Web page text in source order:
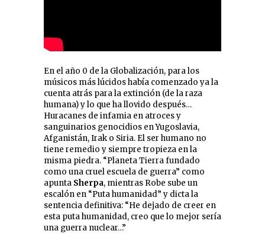
En el año 0 de la Globalización, para los
músicos más lúcidos había comenzado ya la
cuenta atrás para la extinción (de la raza
humana) y lo que ha llovido después…
Huracanes de infamia en atroces y
sanguinarios genocidios en Yugoslavia,
Afganistán, Irak o Siria. El ser humano no
tiene remedio y siempre tropieza en la
misma piedra. “Planeta Tierra fundado
como una cruel escuela de guerra” como
apunta Sherpa, mientras Robe sube un
escalón en “Puta humanidad” y dicta la
sentencia definitiva: “He dejado de creer en
esta puta humanidad, creo que lo mejor sería
una guerra nuclear…”